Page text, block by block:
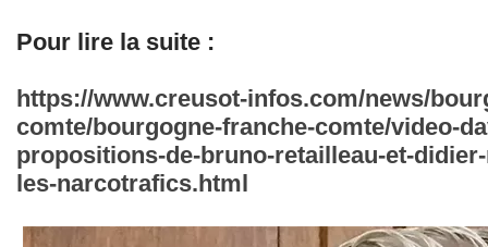
Pour lire la suite :
https://www.creusot-infos.com/news/
comte/bourgogne-franche-comte/video-
propositions-de-bruno-retailleau-et-
les-narcotrafics.html